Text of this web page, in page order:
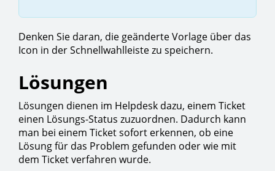
Denken Sie daran, die geänderte Vorlage über das
Icon in der Schnellwahlleiste zu speichern.
Lösungen
Lösungen dienen im Helpdesk dazu, einem Ticket
einen Lösungs-Status zuzuordnen. Dadurch kann
man bei einem Ticket sofort erkennen, ob eine
Lösung für das Problem gefunden oder wie mit
dem Ticket verfahren wurde.